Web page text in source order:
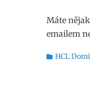
Máte
emailem
Rubriky
HCL